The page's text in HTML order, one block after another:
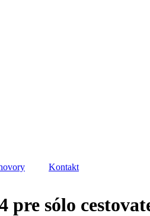
Kontakt
pre sólo